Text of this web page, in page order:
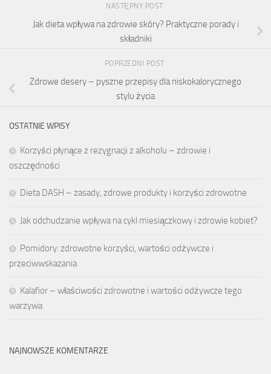
NASTĘPNY POST
Jak dieta wpływa na zdrowie skóry? Praktyczne porady i
składniki
POPRZEDNI POST
Zdrowe desery – pyszne przepisy dla niskokalorycznego
stylu życia
OSTATNIE WPISY
Korzyści płynące z rezygnacji z alkoholu – zdrowie i
oszczędności
Dieta DASH – zasady, zdrowe produkty i korzyści zdrowotne
Jak odchudzanie wpływa na cykl miesiączkowy i zdrowie kobiet?
Pomidory: zdrowotne korzyści, wartości odżywcze i
przeciwwskazania
Kalafior – właściwości zdrowotne i wartości odżywcze tego
warzywa
NAJNOWSZE KOMENTARZE